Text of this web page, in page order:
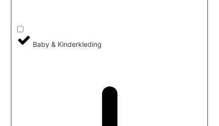
Baby & Kinderkleding